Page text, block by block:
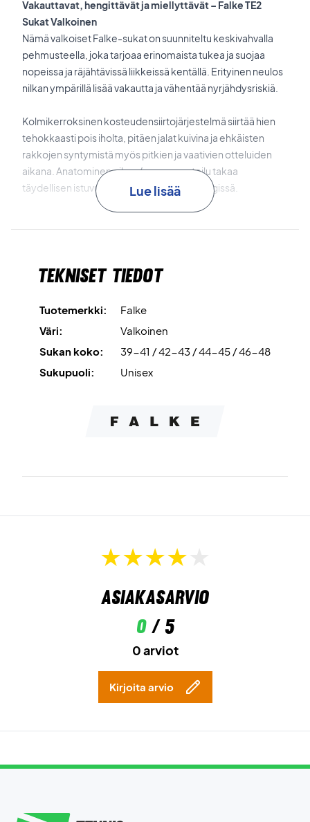
Vakauttavat, hengittävät ja miellyttävät – Falke TE2
Sukat Valkoinen
Nämä valkoiset Falke-sukat on suunniteltu keskivahvalla
pehmusteella, joka tarjoaa erinomaista tukea ja suojaa
nopeissa ja räjähtävissä liikkeissä kentällä. Erityinen neulos
nilkan ympärillä lisää vakautta ja vähentää nyrjähdysriskiä.
Kolmikerroksinen kosteudensiirtojärjestelmä siirtää hien
tehokkaasti pois iholta, pitäen jalat kuivina ja ehkäisten
rakkojen syntymistä myös pitkien ja vaativien otteluiden
aikana. Anatominen oikea/vasen muotoilu takaa
täydellisen istuvuuden ja mukavuuden kengissä.
tennissukkasi jo tänään!
Materiaali: 42% polypropeeni, 26% polyamidi, 20%
puuvilla, 10% akryyli, 2% elastaani.
Lue lisää
Tekniset tiedot
Tuotemerkki:
Falke
Väri:
Valkoinen
Sukan koko:
39-41 / 42-43 / 44-45 / 46-48
Sukupuoli:
Unisex
Asiakasarvio
0/ 5
0 arviot
Kirjoita arvio